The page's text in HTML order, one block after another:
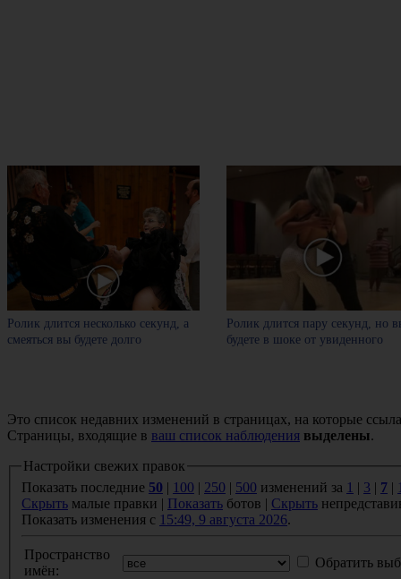
Ролик длится несколько секунд, а
смеяться вы будете долго
Ролик длится пару секунд, но
будете в шоке от увиденного
Это список недавних изменений в страницах, на которые
Страницы, входящие в ваш список наблюдения выделены.
Настройки свежих правок
Показать последние 50 | 100 | 250 | 500 изменений за 1 | 3 | 7 |
Скрыть малые правки | Показать ботов | Скрыть
Показать изменения с 15:49, 9 августа 2026.
Пространство
имён:
Обратить